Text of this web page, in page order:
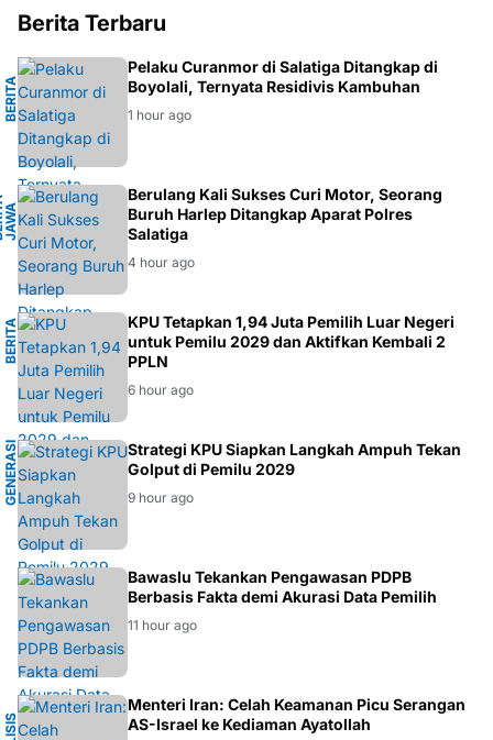
Berita Terbaru
B
E
R
I
T
A
K
R
I
M
I
N
AL
Pelaku Curanmor di Salatiga Ditangkap di
Boyolali, Ternyata Residivis Kambuhan
1 hour ago
T
A
GH
Berulang Kali Sukses Curi Motor, Seorang
Buruh Harlep Ditangkap Aparat Polres
Salatiga
4 hour ago
B
E
R
I
T
A
P
O
L
I
T
IK
KPU Tetapkan 1,94 Juta Pemilih Luar Negeri
untuk Pemilu 2029 dan Aktifkan Kembali 2
PPLN
6 hour ago
G
E
N
E
R
A
S
I
M
U
DA
Strategi KPU Siapkan Langkah Ampuh Tekan
Golput di Pemilu 2029
9 hour ago
BAWASLU
Bawaslu Tekankan Pengawasan PDPB
Berbasis Fakta demi Akurasi Data Pemilih
11 hour ago
Menteri Iran: Celah Keamanan Picu Serangan
AS-Israel ke Kediaman Ayatollah